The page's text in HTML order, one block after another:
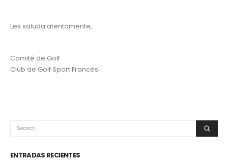
Les saluda atentamente,
Comité de Golf
Club de Golf Sport Francés
ENTRADAS RECIENTES